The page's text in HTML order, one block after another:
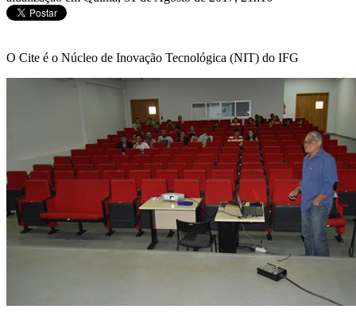
O Cite é o Núcleo de Inovação Tecnológica (NIT) do IFG